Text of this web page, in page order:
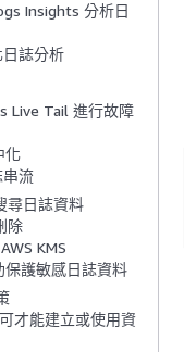
Insights 分析日
誌分析
Live Tail 進行故障
化
串流
尋日誌資料
除
KMS
保護敏感日誌資料
才能建立或使用資